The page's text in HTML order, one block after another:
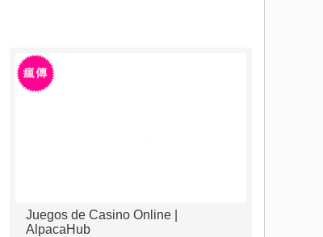
Juegos de Casino Online |
AlpacaHub